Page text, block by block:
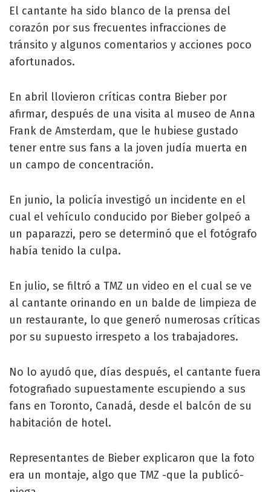
El cantante ha sido blanco de la prensa del
corazón por sus frecuentes infracciones de
tránsito y algunos comentarios y acciones poco
afortunados.
En abril llovieron críticas contra Bieber por
afirmar, después de una visita al museo de Anna
Frank de Amsterdam, que le hubiese gustado
tener entre sus fans a la joven judía muerta en
un campo de concentración.
En junio, la policía investigó un incidente en el
cual el vehículo conducido por Bieber golpeó a
un paparazzi, pero se determinó que el fotógrafo
había tenido la culpa.
En julio, se filtró a TMZ un video en el cual se ve
al cantante orinando en un balde de limpieza de
un restaurante, lo que generó numerosas críticas
por su supuesto irrespeto a los trabajadores.
No lo ayudó que, días después, el cantante fuera
fotografiado supuestamente escupiendo a sus
fans en Toronto, Canadá, desde el balcón de su
habitación de hotel.
Representantes de Bieber explicaron que la foto
era un montaje, algo que TMZ -que la publicó-